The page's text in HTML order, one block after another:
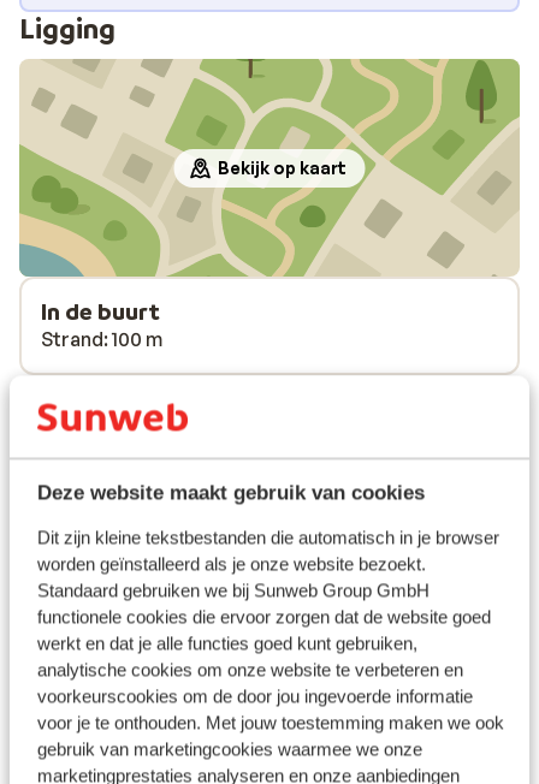
Deze website maakt gebruik van cookies
Dit zijn kleine tekstbestanden die automatisch in je browser
worden geïnstalleerd als je onze website bezoekt.
Standaard gebruiken we bij Sunweb Group GmbH
functionele cookies die ervoor zorgen dat de website goed
werkt en dat je alle functies goed kunt gebruiken,
analytische cookies om onze website te verbeteren en
voorkeurscookies om de door jou ingevoerde informatie
voor je te onthouden. Met jouw toestemming maken we ook
gebruik van marketingcookies waarmee we onze
marketingprestaties analyseren en onze aanbiedingen
Ligging
Bekijk op kaart
In de buurt
Strand: 100 m
Ook interessant voor jou
8.5 Fantastisch
Lichnos Beach Hotel & Suites